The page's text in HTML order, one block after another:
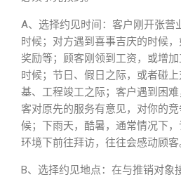
A、选择约见时间：客户刚开张营
时候；对方遇到喜事吉庆的时候
奖励等；顾客刚领到工资，或增
时候；节日、假日之际，或者碰
基、工程竣工之际；客户遇到困
客对原先的服务有意见，对你的
候；下雨天，酷暑，通常情况下
环境下前往拜访，往往会感动顾客
B、选择约见地点：在与推销对象